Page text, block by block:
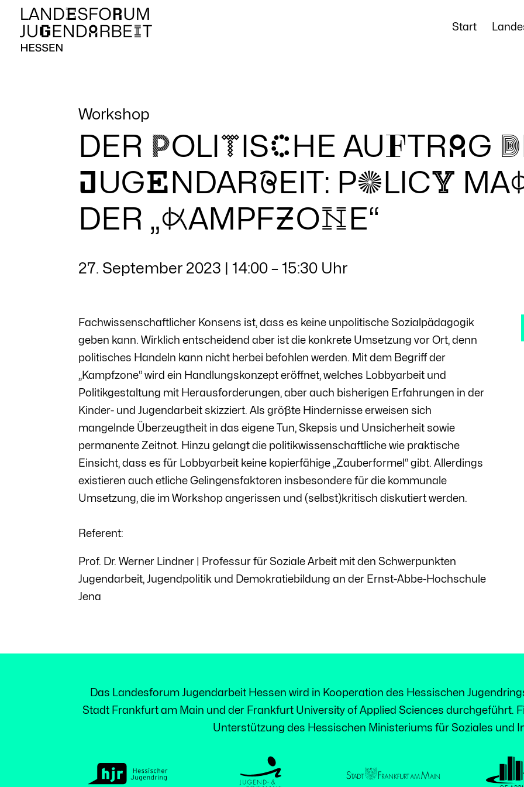
Start
Workshop
DER POLI T ISc HE AU fTRaG D
JUGe NDARB EIT: PO LICY MA
DER „KAMPFZON E“
27. September 2023 | 14:00 – 15:30 Uhr
Fachwissenschaftlicher Konsens ist, dass es keine unpolitische Sozialpädagogik
geben kann. Wirklich entscheidend aber ist die konkrete Umsetzung vor Ort, denn
politisches Handeln kann nicht herbei befohlen werden. Mit dem Begriff der
„Kampfzone“ wird ein Handlungskonzept eröffnet, welches Lobbyarbeit und
Politikgestaltung mit Herausforderungen, aber auch bisherigen Erfahrungen in der
Kinder- und Jugendarbeit skizziert. Als größte Hindernisse erweisen sich
mangelnde Überzeugtheit in das eigene Tun, Skepsis und Unsicherheit sowie
permanente Zeitnot. Hinzu gelangt die politikwissenschaftliche wie praktische
Einsicht, dass es für Lobbyarbeit keine kopierfähige „Zauberformel“ gibt. Allerdings
existieren auch etliche Gelingensfaktoren insbesondere für die kommunale
Umsetzung, die im Workshop angerissen und (selbst)kritisch diskutiert werden.
Referent:
Prof. Dr. Werner Lindner | Professur für Soziale Arbeit mit den Schwerpunkten
Jugendarbeit, Jugendpolitik und Demokratiebildung an der Ernst-Abbe-Hochschule
Jena
Das Landesforum Jugendarbeit Hessen wird in Kooperation des Hessischen
Stadt Frankfurt am Main und der Frankfurt University of Applied Sciences durchgeführt.
Unterstützung des Hessischen Ministeriums für Soziales und